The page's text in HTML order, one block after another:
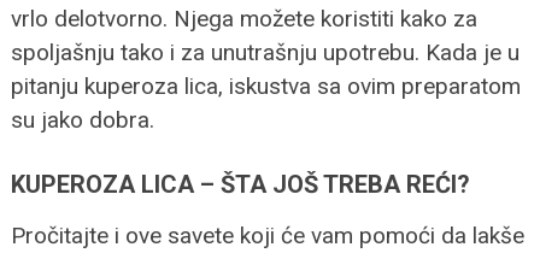
vrlo delotvorno. Njega možete koristiti kako za
spoljašnju tako i za unutrašnju upotrebu. Kada je u
pitanju kuperoza lica, iskustva sa ovim preparatom
su jako dobra.
KUPEROZA LICA – ŠTA JOŠ TREBA REĆI?
Pročitajte i ove savete koji će vam pomoći da lakše